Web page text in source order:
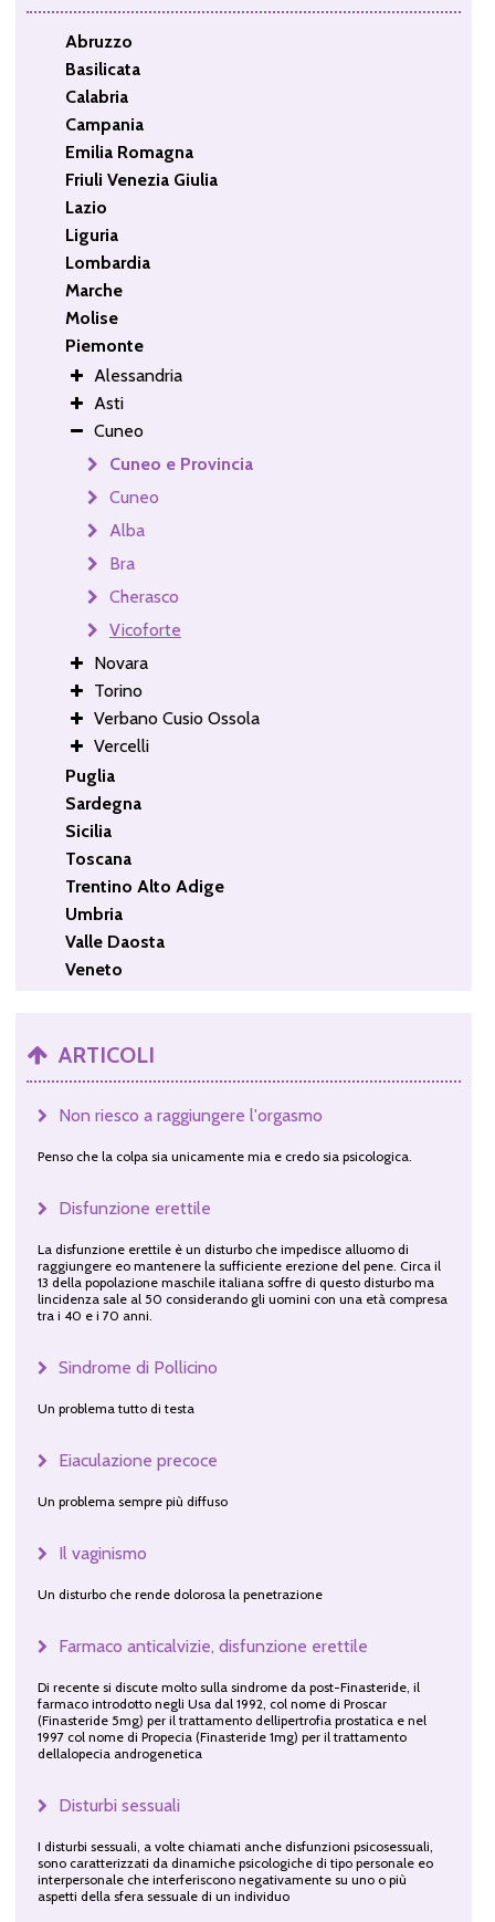
Abruzzo
Basilicata
Calabria
Campania
Emilia Romagna
Friuli Venezia Giulia
Lazio
Liguria
Lombardia
Marche
Molise
Piemonte
Alessandria
Asti
Cuneo
Cuneo e Provincia
Cuneo
Alba
Bra
Cherasco
Vicoforte
Novara
Torino
Verbano Cusio Ossola
Vercelli
Puglia
Sardegna
Sicilia
Toscana
Trentino Alto Adige
Umbria
Valle Daosta
Veneto
ARTICOLI
Non riesco a raggiungere l'orgasmo
Penso che la colpa sia unicamente mia e credo sia psicologica.
Disfunzione erettile
La disfunzione erettile è un disturbo che impedisce alluomo di
raggiungere eo mantenere la sufficiente erezione del pene. Circa il
13 della popolazione maschile italiana soffre di questo disturbo ma
lincidenza sale al 50 considerando gli uomini con una età compresa
tra i 40 e i 70 anni.
Sindrome di Pollicino
Un problema tutto di testa
Eiaculazione precoce
Un problema sempre più diffuso
Il vaginismo
Un disturbo che rende dolorosa la penetrazione
Farmaco anticalvizie, disfunzione erettile
Di recente si discute molto sulla sindrome da post-Finasteride, il
farmaco introdotto negli Usa dal 1992, col nome di Proscar
(Finasteride 5mg) per il trattamento dellipertrofia prostatica e nel
1997 col nome di Propecia (Finasteride 1mg) per il trattamento
dellalopecia androgenetica
Disturbi sessuali
I disturbi sessuali, a volte chiamati anche disfunzioni psicosessuali,
sono caratterizzati da dinamiche psicologiche di tipo personale eo
interpersonale che interferiscono negativamente su uno o più
aspetti della sfera sessuale di un individuo